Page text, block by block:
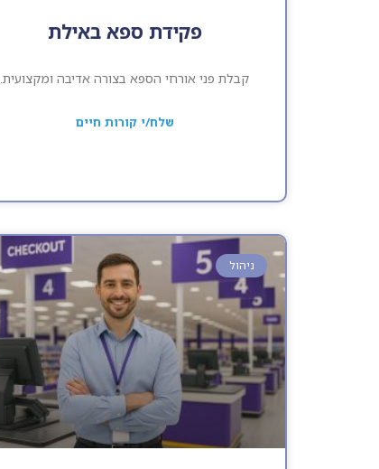
פקידת ספא באילת
קבלת פני אורחי הספא בצורה אדיבה ומקצועית.
שלח/י קורות חיים
ניהול